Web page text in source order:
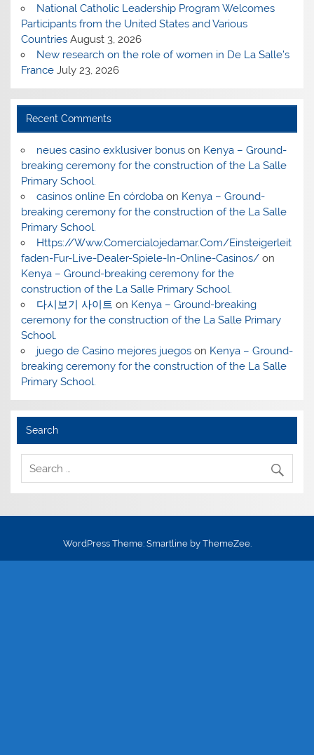
National Catholic Leadership Program Welcomes
Participants from the United States and Various
Countries August 3, 2026
New research on the role of women in De La Salle’s
France July 23, 2026
Recent Comments
neues casino exklusiver bonuson Kenya – Ground-
breaking ceremony for the construction of the La Salle
Primary School.
casinos online En córdobaon Kenya – Ground-
breaking ceremony for the construction of the La Salle
Primary School.
Https://Www.Comercialojedamar.Com/Einsteigerleit
faden-Fur-Live-Dealer-Spiele-In-Online-Casinos/ on
Kenya – Ground-breaking ceremony for the
construction of the La Salle Primary School.
다시보기 사이트 on Kenya – Ground-breaking
ceremony for the construction of the La Salle Primary
School.
juego de Casino mejores juegoson Kenya – Ground-
breaking ceremony for the construction of the La Salle
Primary School.
Search
WordPress Theme: Smartline by ThemeZee.